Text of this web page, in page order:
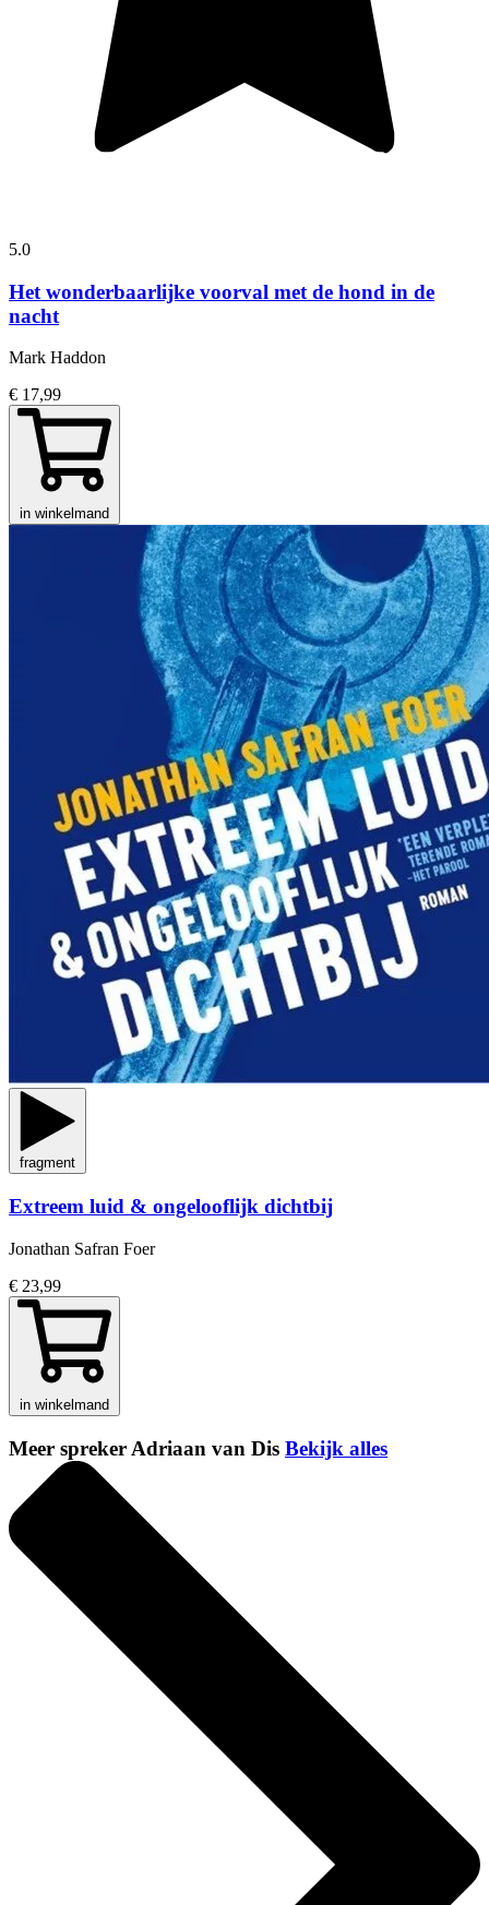
5.0
Het wonderbaarlijke voorval met de hond in de
nacht
Mark Haddon
€ 17,99
in winkelmand
fragment
Extreem luid & ongelooflijk dichtbij
Jonathan Safran Foer
€ 23,99
in winkelmand
Meer spreker Adriaan van Dis Bekijk alles